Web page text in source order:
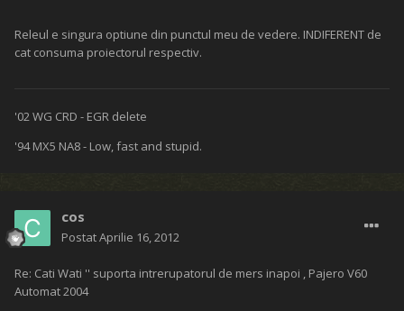
Releul e singura optiune din punctul meu de vedere. INDIFERENT de
cat consuma proiectorul respectiv.
'02 WG CRD - EGR delete
'94 MX5 NA8 - Low, fast and stupid.
cos
PostatAprilie 16, 2012
Re: Cati Wati '' suporta intrerupatorul de mers inapoi , Pajero V60
Automat 2004